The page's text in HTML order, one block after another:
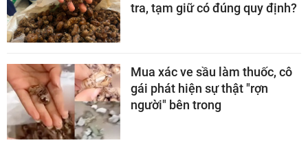
tra, tạm giữ có đúng quy định?
Mua xác ve sầu làm thuốc, cô
gái phát hiện sự thật "rợn
người" bên trong